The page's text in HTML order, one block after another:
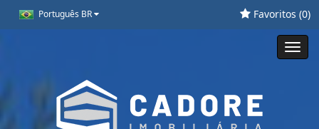
Português BR Favoritos (0)